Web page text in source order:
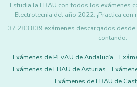
Estudia la EBAU con todos los exámenes
Electrotecnia del año 2022. ¡Practica
37.283.839 exámenes descargados
contando.
Exámenes de PEvAU de Andalucía
Exámenes de EBAU de Asturias
Exámenes de EBAU de